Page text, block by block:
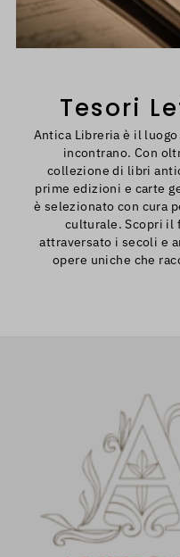
Tesori
Antica Libreria è il
incontrano. Con
collezione di libri
prime edizioni e carte
è selezionato con cura
culturale. Scopri il
attraversato i secoli e
opere uniche che